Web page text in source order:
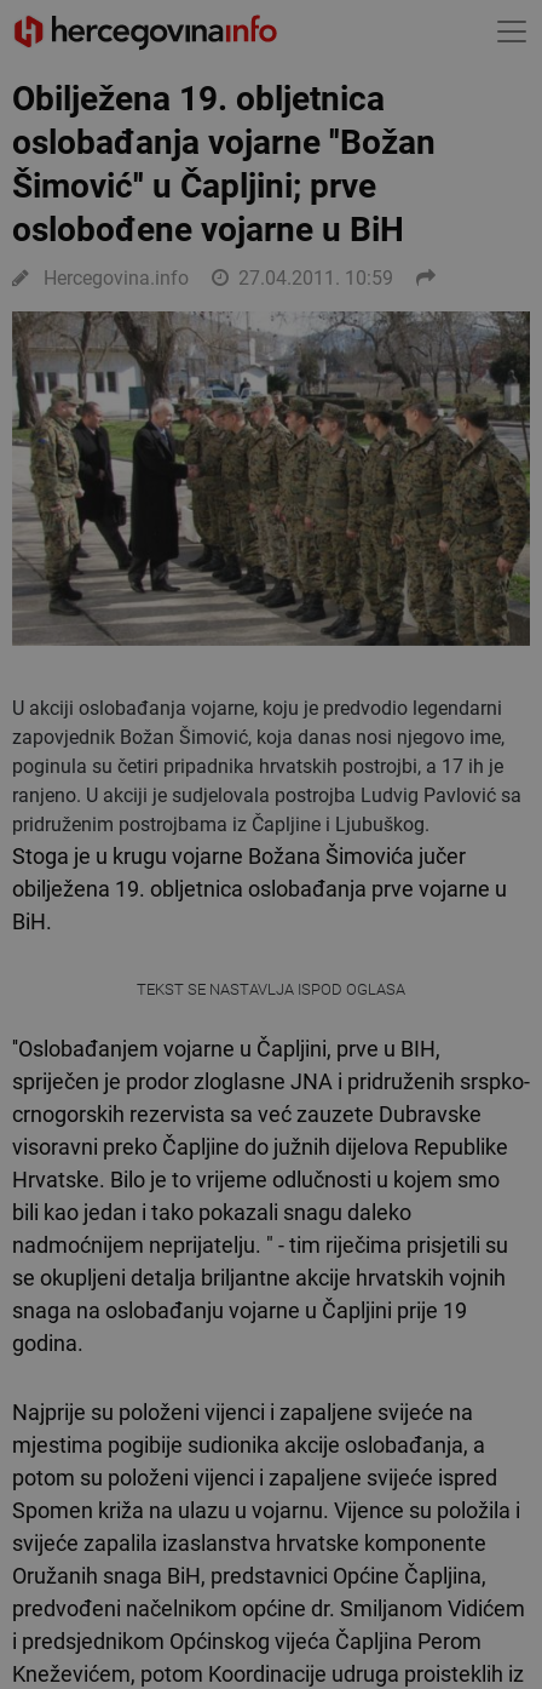
Obilježena 19. obljetnica
oslobađanja vojarne ''Božan
Šimović'' u Čapljini; prve
oslobođene vojarne u BiH
Hercegovina.info 27.04.2011. 10:59
U akciji oslobađanja vojarne, koju je predvodio legendarni
zapovjednik Božan Šimović, koja danas nosi njegovo ime,
poginula su četiri pripadnika hrvatskih postrojbi, a 17 ih je
ranjeno. U akciji je sudjelovala postrojba Ludvig Pavlović sa
pridruženim postrojbama iz Čapljine i Ljubuškog.
Stoga je u krugu vojarne Božana Šimovića jučer
obilježena 19. obljetnica oslobađanja prve vojarne u
BiH.
TEKST SE NASTAVLJA ISPOD OGLASA
''Oslobađanjem vojarne u Čapljini, prve u BIH,
spriječen je prodor zloglasne JNA i pridruženih srspko-
crnogorskih rezervista sa već zauzete Dubravske
visoravni preko Čapljine do južnih dijelova Republike
Hrvatske. Bilo je to vrijeme odlučnosti u kojem smo
bili kao jedan i tako pokazali snagu daleko
nadmoćnijem neprijatelju. " - tim riječima prisjetili su
se okupljeni detalja briljantne akcije hrvatskih vojnih
snaga na oslobađanju vojarne u Čapljini prije 19
godina.
Najprije su položeni vijenci i zapaljene svijeće na
mjestima pogibije sudionika akcije oslobađanja, a
potom su položeni vijenci i zapaljene svijeće ispred
Spomen križa na ulazu u vojarnu. Vijence su položila i
svijeće zapalila izaslanstva hrvatske komponente
Oružanih snaga BiH, predstavnici Općine Čapljina,
predvođeni načelnikom općine dr. Smiljanom Vidićem
i predsjednikom Općinskog vijeća Čapljina Perom
Kneževićem, potom Koordinacije udruga proisteklih iz